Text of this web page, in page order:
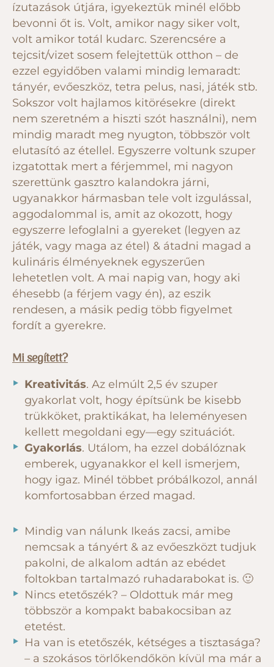
ízutazások útjára, igyekeztük minél előbb
bevonni őt is. Volt, amikor nagy siker volt,
volt amikor totál kudarc. Szerencsére a
tejcsit/vizet sosem felejtettük otthon – de
ezzel egyidőben valami mindig lemaradt:
tányér, evőeszköz, tetra pelus, nasi, játék stb.
Sokszor volt hajlamos kitörésekre (direkt
nem szeretném a hiszti szót használni), nem
mindig maradt meg nyugton, többször volt
elutasító az étellel. Egyszerre voltunk szuper
izgatottak mert a férjemmel, mi nagyon
szerettünk gasztro kalandokra járni,
ugyanakkor hármasban tele volt izgulással,
aggodalommal is, amit az okozott, hogy
egyszerre lefoglalni a gyereket (legyen az
játék, vagy maga az étel) & átadni magad a
kulináris élményeknek egyszerűen
lehetetlen volt. A mai napig van, hogy aki
éhesebb (a férjem vagy én), az eszik
rendesen, a másik pedig több figyelmet
fordít a gyerekre.
Mi segített?
Kreativitás. Az elmúlt 2,5 év szuper
gyakorlat volt, hogy építsünk be kisebb
trükköket, praktikákat, ha leleményesen
kellett megoldani egy—egy szituációt.
Gyakorlás. Utálom, ha ezzel dobálóznak
emberek, ugyanakkor el kell ismerjem,
hogy igaz. Minél többet próbálkozol, annál
komfortosabban érzed magad.
Mindig van nálunk Ikeás zacsi, amibe
nemcsak a tányért & az evőeszközt tudjuk
pakolni, de alkalom adtán az ebédet
foltokban tartalmazó ruhadarabokat is. 🙂
Nincs etetőszék? – Oldottuk már meg
többször a kompakt babakocsiban az
etetést.
Ha van is etetőszék, kétséges a tisztasága?
– a szokásos törlőkendőkön kívül ma már a